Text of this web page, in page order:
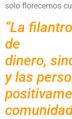
solo florecemos
“La
de
dinero,
y las